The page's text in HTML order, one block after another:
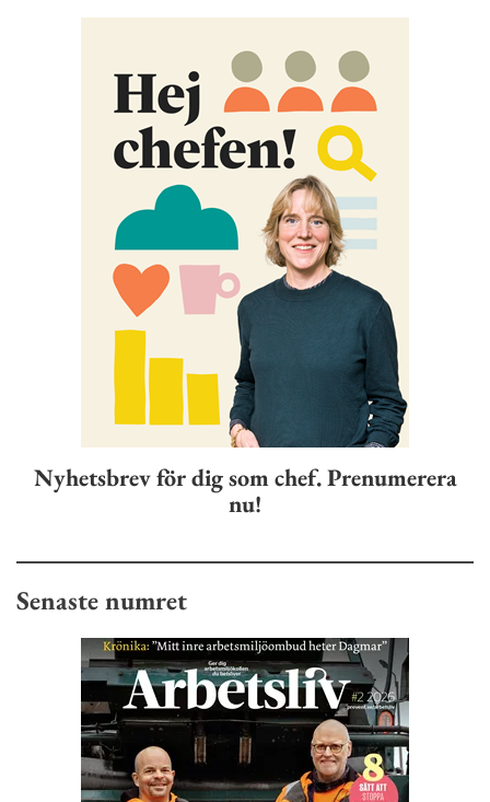
Nyhetsbrev för dig som chef. Prenumerera
nu!
Senaste numret